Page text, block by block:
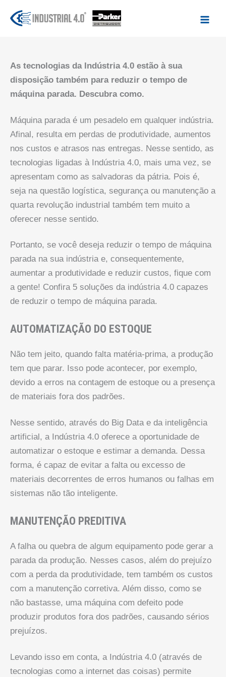
para
As tecnologias da Indústria 4.0 estão à sua
disposição também para reduzir o tempo de
máquina parada. Descubra como.
Máquina parada é um pesadelo em qualquer indústria.
Afinal, resulta em perdas de produtividade, aumentos
nos custos e atrasos nas entregas. Nesse sentido, as
tecnologias ligadas à Indústria 4.0, mais uma vez, se
apresentam como as salvadoras da pátria. Pois é,
seja na questão logística, segurança ou manutenção a
quarta revolução industrial também tem muito a
oferecer nesse sentido.
Portanto, se você deseja reduzir o tempo de máquina
parada na sua indústria e, consequentemente,
aumentar a produtividade e reduzir custos, fique com
a gente! Confira 5 soluções da indústria 4.0 capazes
de reduzir o tempo de máquina parada.
AUTOMATIZAÇÃO DO ESTOQUE
Não tem jeito, quando falta matéria-prima, a produção
tem que parar. Isso pode acontecer, por exemplo,
devido a erros na contagem de estoque ou a presença
de materiais fora dos padrões.
Nesse sentido, através do Big Data e da inteligência
artificial, a Indústria 4.0 oferece a oportunidade de
automatizar o estoque e estimar a demanda. Dessa
forma, é capaz de evitar a falta ou excesso de
materiais decorrentes de erros humanos ou falhas em
sistemas não tão inteligente.
MANUTENÇÃO PREDITIVA
A falha ou quebra de algum equipamento pode gerar a
parada da produção. Nesses casos, além do prejuízo
com a perda da produtividade, tem também os custos
com a manutenção corretiva. Além disso, como se
não bastasse, uma máquina com defeito pode
produzir produtos fora dos padrões, causando sérios
prejuízos.
Levando isso em conta, a Indústria 4.0 (através de
tecnologias como a internet das coisas) permite